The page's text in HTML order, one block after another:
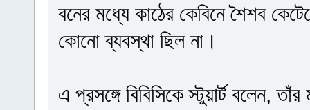
বনের মধ্যে কাঠের কেবিনে শৈশব
কোনো ব্যবস্থা ছিল না।
এ প্রসঙ্গে বিবিসিকে স্টুয়ার্ট বলেন,